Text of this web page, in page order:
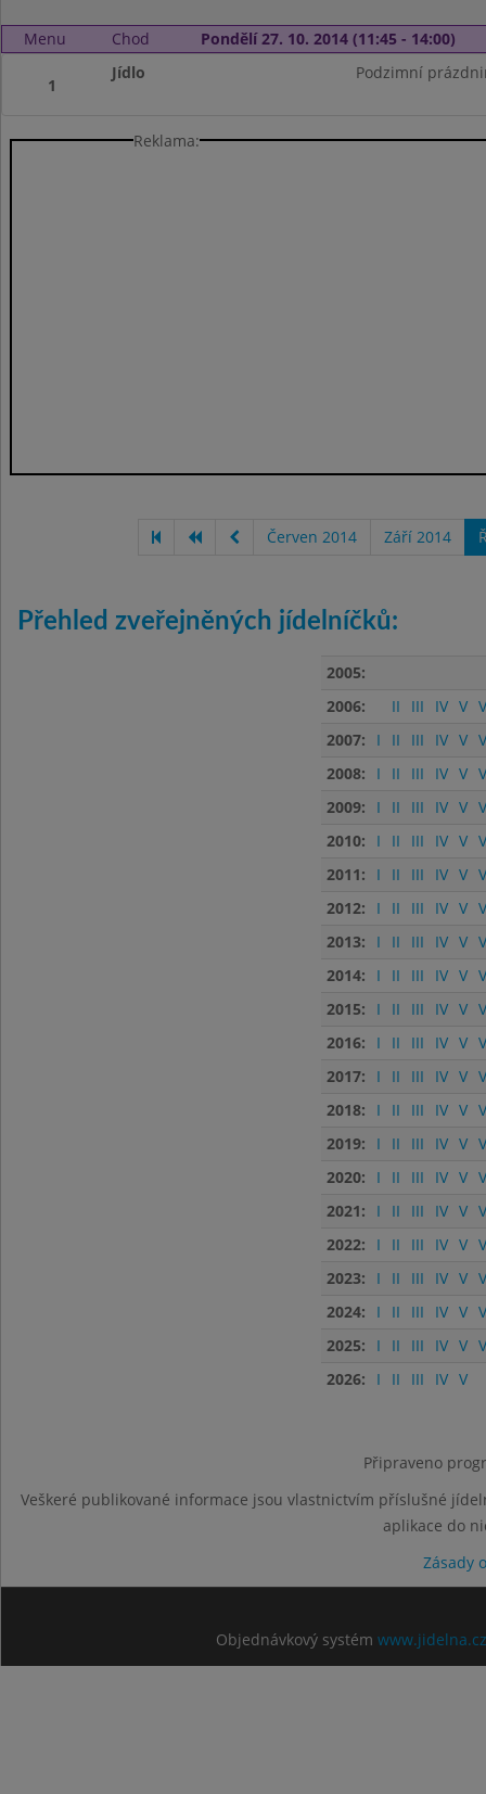
Menu Chod Pondělí 27. 10. 2014 (11:45 - 14:00)
1
Jídlo Podzimní
Reklama:
Červen 2014 Září 2014
Přehled zveřejněných jídelníčků:
2005:
2006:
II III IV V
2007:
I II III IV V
2008:
I II III IV V
2009:
I II III IV V
2010:
I II III IV V
2011:
I II III IV V
2012:
I II III IV V
2013:
I II III IV V
2014:
I II III IV V
2015:
I II III IV V
2016:
I II III IV V
2017:
I II III IV V
2018:
I II III IV V
2019:
I II III IV V
2020:
I II III IV V
2021:
I II III IV V
2022:
I II III IV V
2023:
I II III IV V
2024:
I II III IV V
2025:
I II III IV V
2026:
I II III IV V
Připraveno
Veškeré publikované informace jsou vlastnictvím příslušné
aplikace do
Zásady
Objednávkový systém www.jidelna.cz